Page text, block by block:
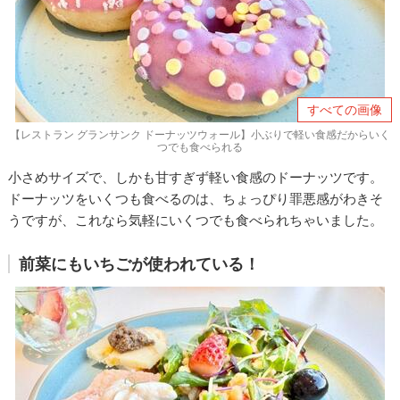
すべての画像
【レストラン グランサンク ドーナッツウォール】小ぶりで軽い食感だからいく
つでも食べられる
小さめサイズで、しかも甘すぎず軽い食感のドーナッツです。
ドーナッツをいくつも食べるのは、ちょっぴり罪悪感がわきそ
うですが、これなら気軽にいくつでも食べられちゃいました。
前菜にもいちごが使われている！